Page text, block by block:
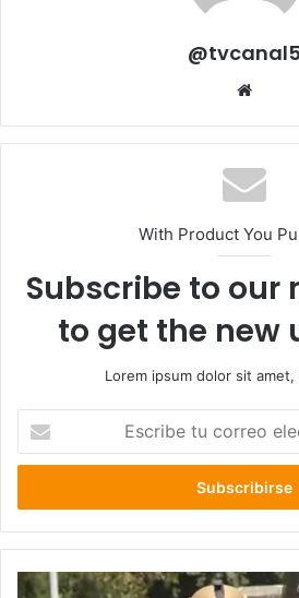
@tvcanal5
With Product You
Subscribe to our
to get the new
Lorem ipsum dolor sit
correo
Cámara